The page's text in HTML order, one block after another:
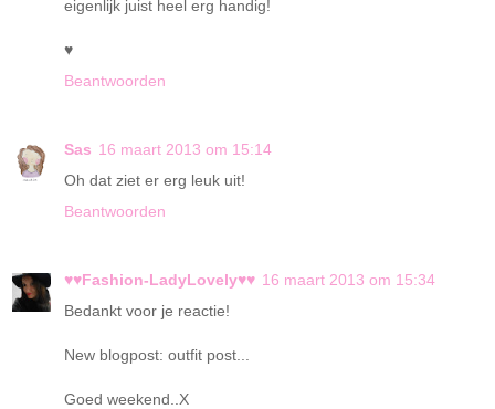
eigenlijk juist heel erg handig!
♥
Beantwoorden
Sas 16 maart 2013 om 15:14
Oh dat ziet er erg leuk uit!
Beantwoorden
♥♥Fashion-LadyLovely♥♥ 16 maart 2013 om 15:34
Bedankt voor je reactie!
New blogpost: outfit post...
Goed weekend..X